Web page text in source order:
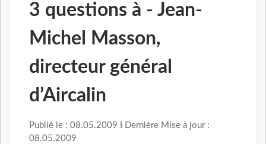
3 questions à - Jean-
Michel Masson,
directeur général
d’Aircalin
Publié le : 08.05.2009 I Dernière Mise à jour :
08.05.2009